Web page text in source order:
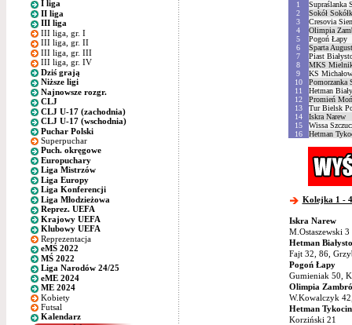
I liga
II liga
III liga
III liga, gr. I
III liga, gr. II
III liga, gr. III
III liga, gr. IV
Dziś grają
Niższe ligi
Najnowsze rozgr.
CLJ
CLJ U-17 (zachodnia)
CLJ U-17 (wschodnia)
Puchar Polski
Superpuchar
Puch. okręgowe
Europuchary
Liga Mistrzów
Liga Europy
Liga Konferencji
Liga Młodzieżowa
Reprez. UEFA
Krajowy UEFA
Klubowy UEFA
Reprezentacja
eMŚ 2022
MŚ 2022
Liga Narodów 24/25
eME 2024
ME 2024
Kobiety
Futsal
Kalendarz
1
Supraślanka
2
Sokół
3
Cresovia
4
Olimpia
5
Pogoń Łapy
6
Sparta
7
Piast
8
MKS
9
KS
10
Pomorzanka
11
Hetman
12
Promień
13
Tur Bielsk
14
Iskra Narew
15
Wissa
16
Hetman
Kolejka 1 -
Iskra Narew
M.Ostaszewski
Hetman
Fajt 32, 86,
Pogoń Łapy
Gumieniak 50,
Olimpia
W.Kowalczyk
Hetman Tykocin
Korziński 21